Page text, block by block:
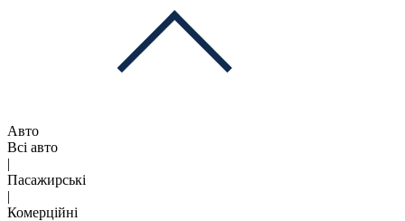
Авто
Всі авто
|
Пасажирські
|
Комерційні